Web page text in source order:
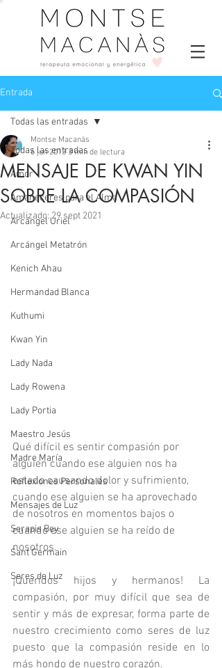
Entrada
Todas las entradas
Amor
Amaneceres para el Alma
Arcángel Uriel
Arcángel Metatrón
Kenich Ahau
Hermandad Blanca
Kuthumi
Kwan Yin
Lady Nada
Lady Rowena
Lady Portia
Maestro Jesús
Madre María
Reflexiones Personales
Mensajes de Luz
Serapis Bey
Sant Germain
Seres de Luz
Todas las entradas
MENSAJE DE KWAN YIN
SOBRE LA COMPASIÓN
Montse Macanàs
6 jun 2013 3 min de lectura
Actualizado:29 sept 2021
Qué difícil es sentir compasión por
alguien cuando ese alguien nos ha
estado causando dolor y sufrimiento,
cuando ese alguien se ha aprovechado
de nosotros en momentos bajos o
cuando ese alguien se ha reído de
nosotros.
¡Queridos hijos y hermanos! La
compasión, por muy difícil que sea de
sentir y más de expresar, forma parte de
nuestro crecimiento como seres de luz
puesto que la compasión reside en lo
más hondo de nuestro corazón.